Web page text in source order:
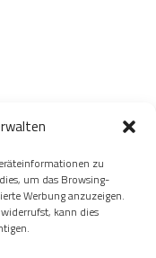
zu
um das Browsing-
Werbung anzuzeigen.
kann dies